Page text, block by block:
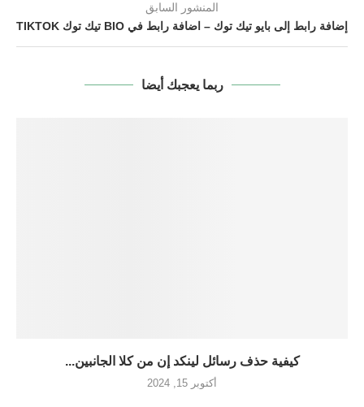
المنشور السابق
إضافة رابط إلى بايو تيك توك – اضافة رابط في BIO تيك توك TIKTOK
ربما يعجبك أيضا
كيفية حذف رسائل لينكد إن من كلا الجانبين...
أكتوبر 15, 2024